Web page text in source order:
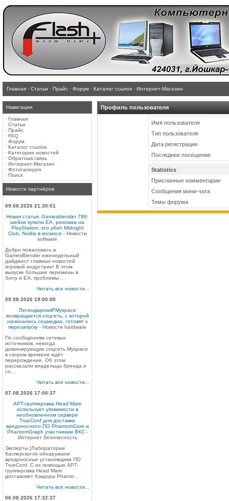
Главная · Статьи · Прайс · Форум · Каталог ссылок · Интернет-Магазин
Навигация
· Главная
· Статьи
· Прайс
· FAQ
· Форум
· Каталог ссылок
· Категории новостей
· Обратная связь
· Интернет-Магазин
· Фотогалерея
· Поиск
Новости партнёров
09.08.2026 21:30:01
Новая статья: Gamesblender 788:
шейхи купили EA, реклама на
PlayStation, кто убил Midnight
Club, Nvidia в космосе - Новости
software
Добро пожаловать в
GamesBlender еженедельный
дайджест главных новостей
игровой индустрии! В этом
выпуске большие перемены в
Sony и EA, проблемы ...
Читать все новости...
09.08.2026 19:00:00
ЛегендарнаяPMyspace
возвращается соцсеть, с которой
начинались соцмедиа, готовят к
перезапуску - Новости hardware
По сообщениям сетевых
источников, некогда
доминирующую соцсеть Myspace
в скором времени ждёт
перерождение. Об этом
рассказали владельцы бренда и
со...
Читать все новости...
07.08.2026 17:00:37
APT-группировка Head Mare
использует уязвимости в
необновленном сервере
TrueConf для доставки
вредоносного ПО PhantomCore и
PhantomGraph участникам ВКС-
Интернет безопасность
Эксперты [Лаборатории
Касперскогоk обнаружили
вредоносные установщики ПО
TrueConf. С их помощью APT-
группировка Head Mare
доставляет бэкдоры Phanto...
Читать все новости...
06.08.2026 17:32:37
Профиль пользователя
Имя пользователя
Тип пользователя
Дата регистрации
Последнее посещение
Statistics
Присланные комментарии
Сообщения мини-чата
Темы форума